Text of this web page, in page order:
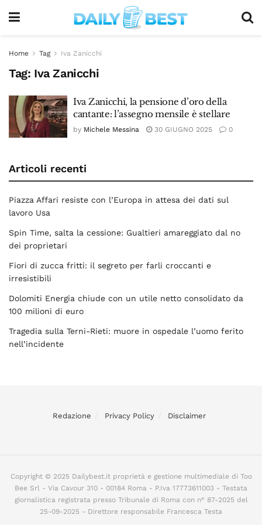
Home Tag Iva Zanicchi
Tag: Iva Zanicchi
Iva Zanicchi, la pensione d’oro della
cantante: l’assegno mensile è stellare
by Michele Messina 30 GIUGNO 2025 0
Articoli recenti
Piazza Affari resiste con l’Europa in attesa dei dati sul
lavoro Usa
Spin Time, salta la cessione: Gualtieri amareggiato dal no
dei proprietari
Fiori di zucca fritti: il segreto per farli croccanti e
irresistibili
Dolomiti Energia chiude con un utile netto consolidato da
100 milioni di euro
Tragedia sulla Terni-Rieti: muore in ospedale l’uomo ferito
nell’incidente
Redazione Privacy Policy Disclaimer
Copyright © 2025 Dailybest.it proprietà e gestione multimediale di Too
Bee Srl - Via Cavour 310 - 00184 Roma - P.Iva 17773611003 - Testata
giornalistica registrata presso Tribunale di Roma con n° 87-2025 del
25-09-2025 - Direttore responsabile Francesca Testa